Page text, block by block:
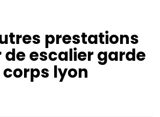
prestations
escalier garde
corps lyon